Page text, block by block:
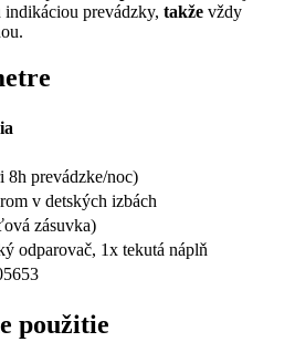
prevádzky, takže vždy
8h prevádzke/noc)
v detských izbách
zásuvka)
odparovač, 1x tekutá náplň
použitie